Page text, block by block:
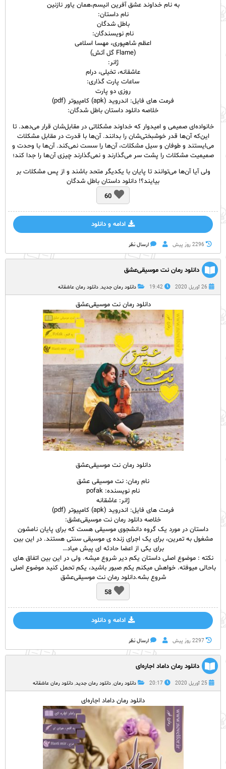
به نام خداوند عشق آفرین انیسم،همان یاور نازنین
نامداستان:
باطل ‎شدگان
نام نویسندگان:
اعظم شاهپوری، مهسا اسلامی
(Flame گل آتش)
ژانر:
عاشقانه، تخیلی، درام
ساعات پارت گذاری:
روزی دو پارت
فرمت های فایل: اندروید (apk) کامپیوتر (pdf)
خلاصه دانلود داستان باطل شدگان:
خانواده‌ای صمیمی و امیدوار که خداوند مشکلاتی در مقابل‌شان قرار می‌دهد. تا
این‌که آن‌ها قدر خوشبختی‌شان را بدانند. آن‌ها با قدرت در مقابل مشکلات
می‌ایستند و طوفان و سیل مشکلات، آن‌ها را سست نمی‌کند. آن‌ها با وحدت و
صمیمیت مشکلات را پشت سر می‌گذارند و نمی‌گذارند چیزی آن‌ها را جدا کند؛
ولی آیا آن‌ها می‌توانند تا پایان با یکدیگر متحد باشند و از پس مشکلات بر
بیایند؟! دانلود داستان باطل شدگان
60
ادامه و دانلود
2296 روز پيش ارسال نظر
دانلود رمان نت موسیقی‌عشق
26 آوریل 2020 19:42 دانلود رمان جدید, دانلود رمان عاشقانه
دانلود رمان نت موسیقی‌عشق
دانلود رمان نت موسیقی‌عشق
نام رمان: نت موسیقی عشق
نام نویسنده: pofak
ژانر: عاشقانه
فرمت های فایل: اندروید (apk) کامپیوتر (pdf)
خلاصه دانلود رمان نت موسیقی‌عشق:
داستان در مورد یک گروه دانشجوى موسیقى هست که براى پایان نامشون
مشغول به تمرین، براى یک اجراى زنده ى موسیقى سنتى هستند. در این بین
براى یکى از اعضا حادثه اى پیش میاد…
نکته : موضوع اصلى داستان یکم دیر شروع میشه. ولى در این بین اتفاق هاى
باحالى میوفته. خواهش میکنم یکم صبور باشید، یکم تحمل کنید موضوع اصلى
شروع بشه.دانلود رمان نت موسیقی‌عشق
58
ادامه و دانلود
2297 روز پيش ارسال نظر
دانلود رمان داماد اجاره‌ای
25 آوریل 2020 20:17 دانلود رمان, دانلود رمان جدید, دانلود رمان عاشقانه
دانلود رمان داماد اجاره‌ای